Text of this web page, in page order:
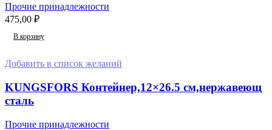
Прочие принадлежности
475,00 ₽
В корзину
Добавить в список желаний
KUNGSFORS Контейнер,12×26.5 см,нержавеющ
сталь
Прочие принадлежности